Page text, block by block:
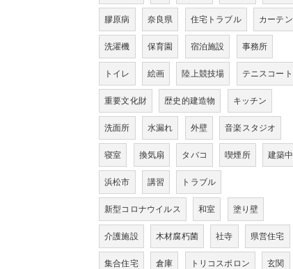
膠原病 奈良県 住宅トラブル カーテン
洗濯機 保育園 宿泊施設 事務所
トイレ 絵画 陸上競技場 テニスコート
重要文化財 歴史的建造物 キッチン
洗面所 水漏れ 外壁 音楽スタジオ
寝室 換気扇 タバコ 喫煙所 建築中
浜松市 講習 トラブル
新型コロナウイルス 和室 塗り壁
介護施設 木材腐朽菌 社寺 県営住宅
集合住宅 倉庫 トリコスポロン 玄関